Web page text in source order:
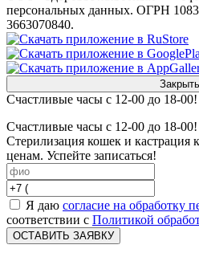
персональных данных. ОГРН
3663070840.
Закрыть
Счастливые часы с 12-00 до 18-00!
Счастливые часы с 12-00 до 18-00!
Стерилизация кошек и кастрация
ценам. Успейте записаться!
Я даю согласие на обработку
соответствии с Политикой
ОСТАВИТЬ ЗАЯВКУ